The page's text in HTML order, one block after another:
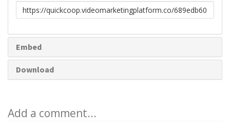
Link
to
Embed
Download
Add a comment...